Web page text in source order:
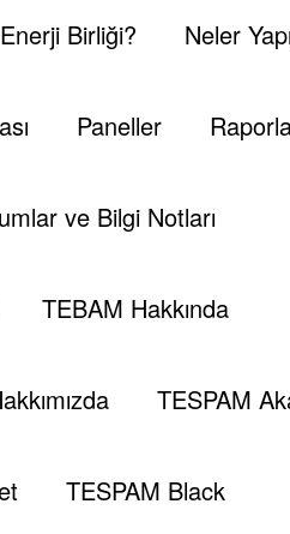
Birliği? Neler
Paneller
ve Bilgi Notları
TEBAM Hakkında
TESPAM
TESPAM Black